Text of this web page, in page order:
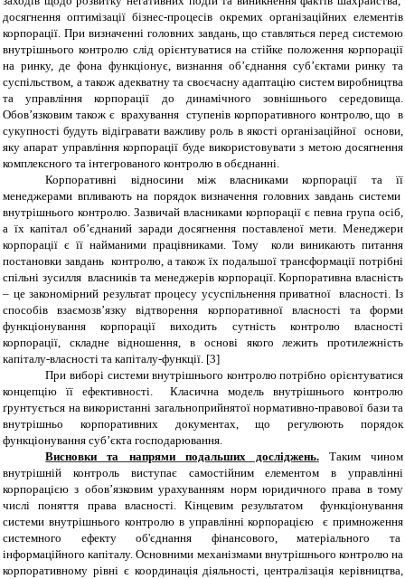
досягнення оптимізації бізнес-процесів окремих організаційних елементів
корпорації. При визначенні головних завдань, що ставляться перед системою
внутрішнього контролю слід орієнтуватися на стійке положення корпорації
на ринку, де фона функціонує, визнання об’єднання суб’єктами ринку та
суспільством, а також адекватну та своєчасну адаптацію систем виробництва
та управління корпорації до динамічного зовнішнього середовища.
Обов’язковим також є врахування ступенів корпоративного контролю, що в
сукупності будуть відігравати важливу роль в якості організаційної основи,
яку апарат управління корпорації буде використовувати з метою досягнення
комплексного та інтегрованого контролю в обєднанні.
Корпоративні відносини між власниками корпорації та її
менеджерами впливають на порядок визначення головних завдань системи
внутрішнього контролю. Зазвичай власниками корпорації є певна група осіб,
а їх капітал об’єднаний заради досягнення поставленої мети. Менеджери
корпорації є її найманими працівниками. Тому коли виникають питання
постановки завдань контролю, а також їх подальшої трансформації потрібні
спільні зусилля власників та менеджерів корпорації. Корпоративна власність
– це закономірний результат процесу усуспільнення приватної власності. Із
способів взаємозв’язку відтворення корпоративної власності та форми
функціонування корпорації виходить сутність контролю власності
корпорації, складне відношення, в основі якого лежить протилежність
капіталу-власності та капіталу-функції. [3]
При виборі системи внутрішнього контролю потрібно орієнтуватися
концепцію її ефективності. Класична модель внутрішнього контролю
ґрунтується на використанні загальноприйнятої нормативно-правової бази та
внутрішньо корпоративних документах, що регулюють порядок
функціонування суб’єкта господарювання.
Висновки та напрями подальших досліджень.
Таким чином
внутрішній контроль виступає самостійним елементом в управлінні
корпорацією з обов’язковим урахуванням норм юридичного права в тому
числі поняття права власності. Кінцевим результатом функціонування
системи внутрішнього контролю в управлінні корпорацією є примноження
системного ефекту об'єднання фінансового, матеріального та
інформаційного капіталу. Основними механізмами внутрішнього контролю на
корпоративному рівні є координація діяльності, централізація керівництва,